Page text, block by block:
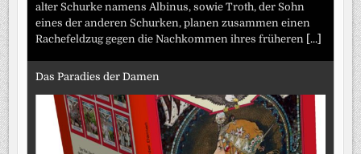
alter Schurke namens Albinus, sowie Troth, der Sohn
eines der anderen Schurken, planen zusammen einen
Rachefeldzug gegen die Nachkommen ihres früheren [...]
Das Paradies der Damen